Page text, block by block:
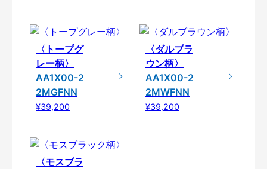
〈トープグ
レー柄〉
AA1X00-2
2MGFNN
¥39,200
〈ダルブラ
ウン柄〉
AA1X00-2
2MWFNN
¥39,200
〈モスブラ